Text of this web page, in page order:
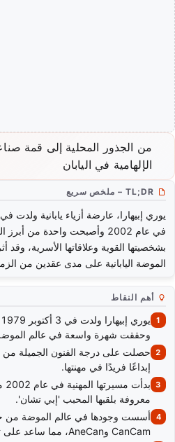
من الجذور المحلية إلى قمة
الإلهامية في اليابان
TL;DR – ملخص سريع
في عام 2002 وأصبحت واحدة من
بشخصيتها القوية وعلاقاتها الأسرية،
الموضة اليابانية على مدى عقدين من
أهم النقاط
وحققت شهرة واسعة في عالم
حصلت على درجة الفنون الجميلة من
إبداعًا فريدًا في مهنتها.
معروفة بلقبها المحبب 'إبي تشان'.
أسست وجودها في عالم الموضة من
CanCam وAneCan، مما ساعد على تشكيل أسلوب جيل كامل.